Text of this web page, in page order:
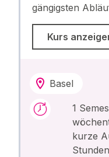
gängigsten
Kurs
Basel
1
kurze